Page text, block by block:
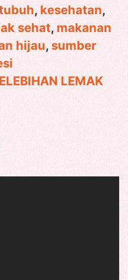
, kesehatan,
sehat, makanan
hijau, sumber
LEMAK